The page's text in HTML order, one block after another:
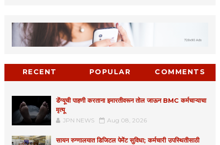
RECENT POPULAR COMMENTS
डेंग्यूची पाहणी करताना इमारतीवरून तोल जाऊन BMC कर्मचाऱ्याचा
मृत्यू
JPN NEWS Aug 08, 2026
सायन रुग्णालयात डिजिटल पेमेंट सुविधा; कर्मचारी उपस्थितीसाठी